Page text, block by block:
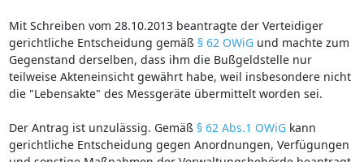
Mit Schreiben vom 28.10.2013 beantragte der Verteidiger
gerichtliche Entscheidung gemäß § 62 OWiGund machte zum
Gegenstand derselben, dass ihm die Bußgeldstelle nur
teilweise Akteneinsicht gewährt habe, weil insbesondere nicht
die "Lebensakte" des Messgeräte übermittelt worden sei.
Der Antrag ist unzulässig. Gemäß § 62 Abs.1 OWiGkann
gerichtliche Entscheidung gegen Anordnungen, Verfügungen